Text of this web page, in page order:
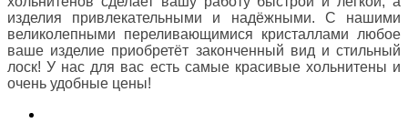
изделия привлекательными и надёжными. С нашими
великолепными переливающимися кристаллами любое
ваше изделие приобретёт законченный вид и стильный
лоск! У нас для вас есть самые красивые хольнитены и
очень удобные цены!